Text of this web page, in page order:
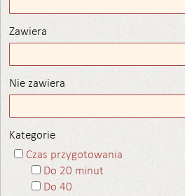
trudności
Zawiera
Nie zawiera
Kategorie
Czas przygotowania
Do 20 minut
Do 40